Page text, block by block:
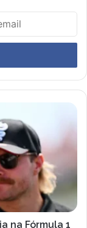
na Fórmula 1